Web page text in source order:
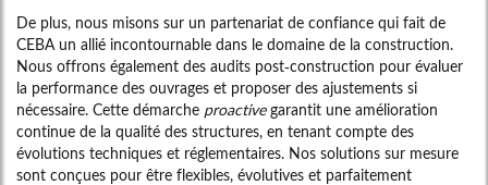
De plus, nous misons sur un partenariat de confiance qui fait de
CEBA un allié incontournable dans le domaine de la construction.
Nous offrons également des audits post-construction pour évaluer
la performance des ouvrages et proposer des ajustements si
nécessaire. Cette démarche proactivegarantit une amélioration
continue de la qualité des structures, en tenant compte des
évolutions techniques et réglementaires. Nos solutions sur mesure
sont conçues pour être flexibles, évolutives et parfaitement